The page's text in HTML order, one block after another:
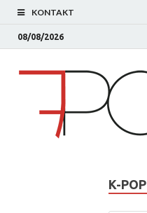
KONTAKT
08/08/2026
K-